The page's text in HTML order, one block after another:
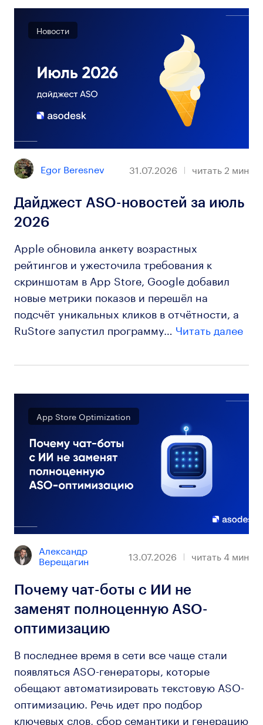
Новости
Egor Beresnev 31.07.2026 читать 2 мин
Дайджест ASO-новостей за июль
2026
Apple обновила анкету возрастных
рейтингов и ужесточила требования к
скриншотам в App Store, Google добавил
новые метрики показов и перешёл на
подсчёт уникальных кликов в отчётности, а
RuStore запустил программу… Читать далее
App Store Optimization
Александр
Верещагин 13.07.2026 читать4 мин
Почему чат-боты с ИИ не
заменят полноценную ASO-
оптимизацию
В последнее время в сети все чаще стали
появляться ASO-генераторы, которые
обещают автоматизировать текстовую ASO-
оптимизацию. Речь идет про подбор
ключевых слов, сбор семантики и генерацию